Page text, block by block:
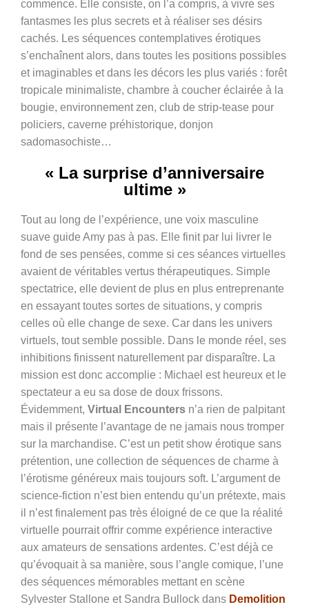
commence. Elle consiste, on l’a compris, à vivre ses
fantasmes les plus secrets et à réaliser ses désirs
cachés. Les séquences contemplatives érotiques
s’enchaînent alors, dans toutes les positions possibles
et imaginables et dans les décors les plus variés : forêt
tropicale minimaliste, chambre à coucher éclairée à la
bougie, environnement zen, club de strip-tease pour
policiers, caverne préhistorique, donjon
sadomasochiste…
« La surprise d’anniversaire
ultime »
Tout au long de l’expérience, une voix masculine
suave guide Amy pas à pas. Elle finit par lui livrer le
fond de ses pensées, comme si ces séances virtuelles
avaient de véritables vertus thérapeutiques. Simple
spectatrice, elle devient de plus en plus entreprenante
en essayant toutes sortes de situations, y compris
celles où elle change de sexe. Car dans les univers
virtuels, tout semble possible. Dans le monde réel, ses
inhibitions finissent naturellement par disparaître. La
mission est donc accomplie : Michael est heureux et le
spectateur a eu sa dose de doux frissons.
Évidemment, Virtual Encounters n’a rien de palpitant
mais il présente l’avantage de ne jamais nous tromper
sur la marchandise. C’est un petit show érotique sans
prétention, une collection de séquences de charme à
l’érotisme généreux mais toujours soft. L’argument de
science-fiction n’est bien entendu qu’un prétexte, mais
il n’est finalement pas très éloigné de ce que la réalité
virtuelle pourrait offrir comme expérience interactive
aux amateurs de sensations ardentes. C’est déjà ce
qu’évoquait à sa manière, sous l’angle comique, l’une
des séquences mémorables mettant en scène
Sylvester Stallone et Sandra Bullock dans Demolition